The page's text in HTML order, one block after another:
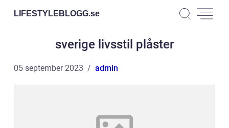
LIFESTYLEBLOGG.se
sverige livsstil plåster
05 september 2023 admin